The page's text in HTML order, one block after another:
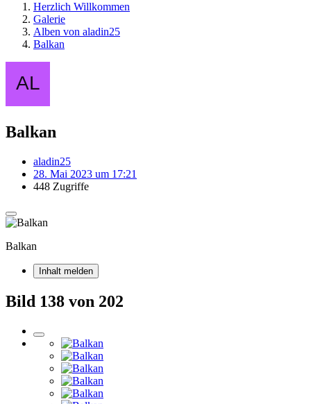
Herzlich Willkommen
Galerie
Alben von aladin25
Balkan
Balkan
aladin25
28. Mai 2023 um 17:21
448 Zugriffe
Balkan
Inhalt melden
Bild 138 von 202